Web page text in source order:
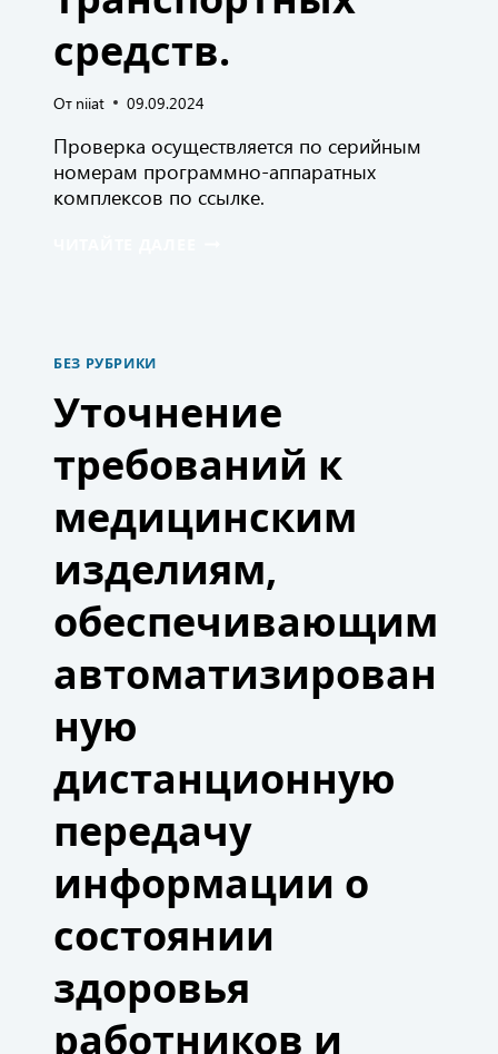
средств.
От niiat 09.09.2024
Проверка осуществляется по серийным
номерам программно-аппаратных
комплексов по ссылке.
ONLINE-
ПРОВЕРКУ
РЕГИСТРАЦИИ
АВТОМАТИЗИРОВАННОЙ
ИНФОРМАЦИОННОЙ
СИСТЕМЕ
«ЕДИНЫЙ
ПЕРЕВОЗЧИКОВ»
МЕДИЦИНСКИХ
ИЗДЕЛИЙ,
НА
ПРЕДРЕЙСОВЫЕ/
ПОСЛЕСМЕННЫЕ
ОСМОТРЫ
ВОДИТЕЛЕЙ
ТРАНСПОРТНЫХ
СРЕДСТВ.
БЕЗ РУБРИКИ
Уточнение
требований к
медицинским
изделиям,
обеспечивающим
автоматизирован
ную
дистанционную
передачу
информации о
состоянии
здоровья
работников и